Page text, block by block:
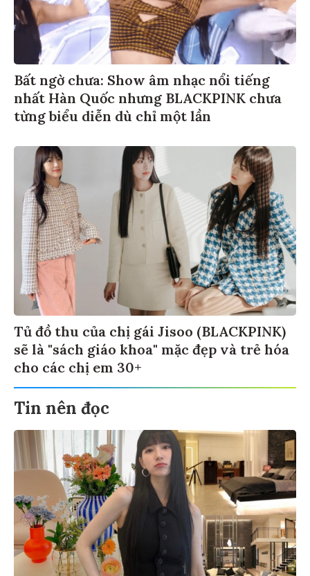
Bất ngờ chưa: Show âm nhạc nổi tiếng
nhất Hàn Quốc nhưng BLACKPINK chưa
từng biểu diễn dù chỉ một lần
Tủ đồ thu của chị gái Jisoo (BLACKPINK)
sẽ là "sách giáo khoa" mặc đẹp và trẻ hóa
cho các chị em 30+
Tin nên đọc